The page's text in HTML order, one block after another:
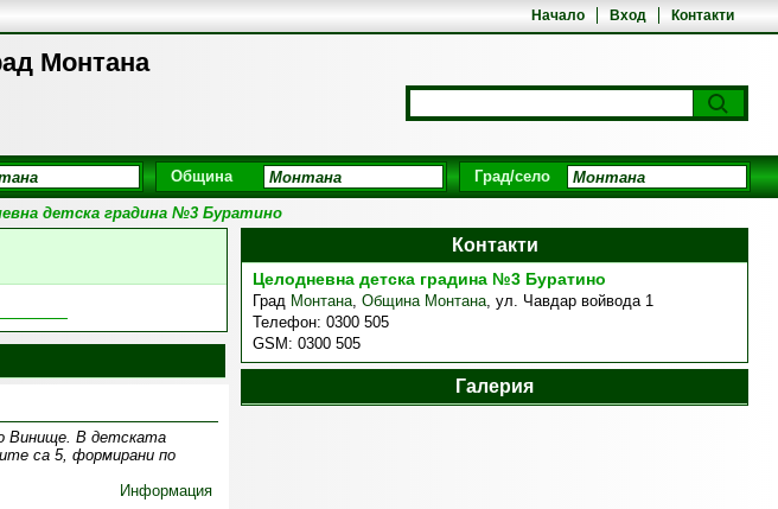
Монтана
Начало Вход Контакти
Община Град/село
детска градина №3 Буратино
Контакти
Цeлодневна детска градина №3 Буратино
Град Монтана, Община Монтана, ул. Чавдар войвода 1
Телефон: 0300 505
GSM: 0300 505
Галерия
Винище. В детската
са 5, формирани по
Информация